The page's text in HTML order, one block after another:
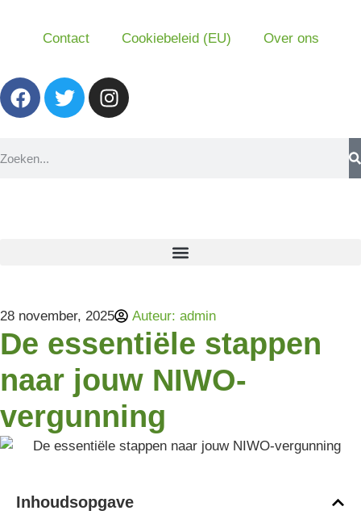
Contact Cookiebeleid (EU) Over ons
28 november, 2025 Auteur: admin
De essentiële stappen
naar jouw NIWO-
vergunning
Inhoudsopgave